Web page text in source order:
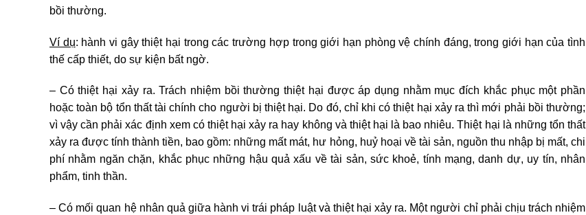
bồi thường.
Ví dụ: hành vi gây thiệt hại trong các trường hợp trong giới hạn phòng vệ chính đáng, trong giới hạn của tình
thế cấp thiết, do sự kiện bất ngờ.
– Có thiệt hại xảy ra. Trách nhiệm bồi thường thiệt hại được áp dụng nhằm mục đích khắc phục một phần
hoặc toàn bộ tổn thất tài chính cho người bị thiệt hại. Do đó, chỉ khi có thiệt hại xảy ra thì mới phải bồi thường;
vì vậy cần phải xác định xem có thiệt hại xảy ra hay không và thiệt hại là bao nhiêu. Thiệt hại là những tổn thất
xảy ra được tính thành tiền, bao gồm: những mất mát, hư hỏng, huỷ hoại về tài sản, nguồn thu nhập bị mất, chi
phí nhằm ngăn chặn, khắc phục những hậu quả xấu về tài sản, sức khoẻ, tính mạng, danh dự, uy tín, nhân
phẩm, tinh thần.
– Có mối quan hệ nhân quả giữa hành vi trái pháp luật và thiệt hại xảy ra. Một người chỉ phải chịu trách nhiệm